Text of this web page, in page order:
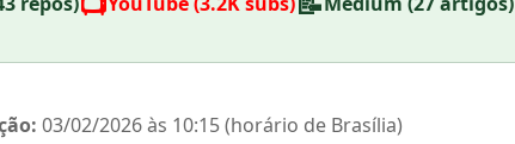
03/02/2026 às 10:15 (horário de Brasília)